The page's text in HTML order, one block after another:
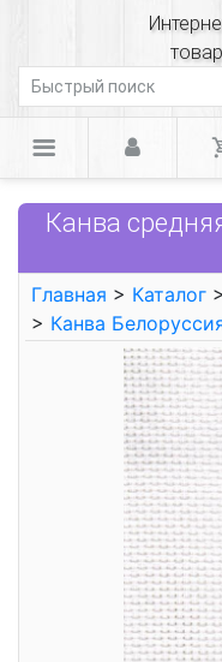
Канва
Главная > Каталог >
> Канва